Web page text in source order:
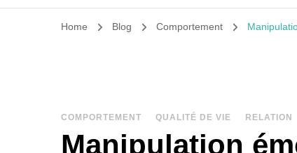
Home Blog Comportement
COMPORTEMENT QUALITÉ DE VIE RELATION
Manipulation